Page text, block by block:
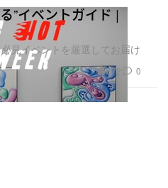
”イベントガイド |
見イベントを厳選してお届け
872 0